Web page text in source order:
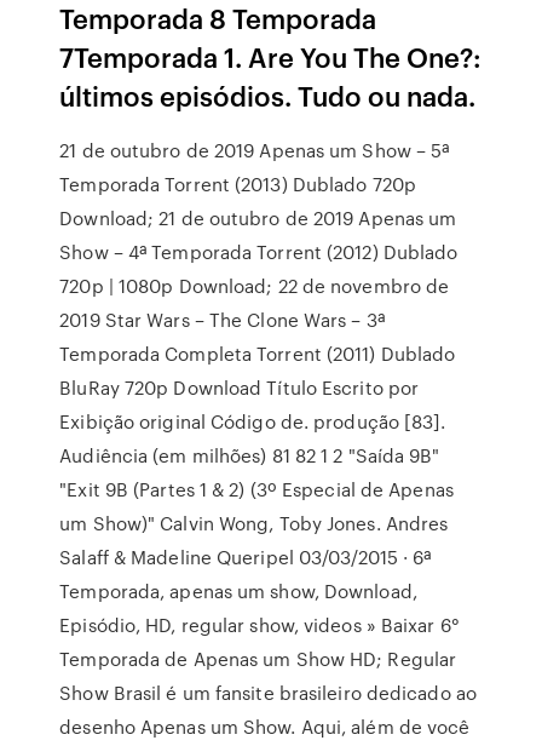
Temporada 8 Temporada
7Temporada 1. Are You The One?:
últimos episódios. Tudo ou nada.
21 de outubro de 2019 Apenas um Show – 5ª
Temporada Torrent (2013) Dublado 720p
Download; 21 de outubro de 2019 Apenas um
Show – 4ª Temporada Torrent (2012) Dublado
720p | 1080p Download; 22 de novembro de
2019 Star Wars – The Clone Wars – 3ª
Temporada Completa Torrent (2011) Dublado
BluRay 720p Download Título Escrito por
Exibição original Código de. produção [83].
Audiência (em milhões) 81 82 1 2 "Saída 9B"
"Exit 9B (Partes 1 & 2) (3º Especial de Apenas
um Show)" Calvin Wong, Toby Jones. Andres
Salaff & Madeline Queripel 03/03/2015 · 6ª
Temporada, apenas um show, Download,
Episódio, HD, regular show, videos » Baixar 6°
Temporada de Apenas um Show HD; Regular
Show Brasil é um fansite brasileiro dedicado ao
desenho Apenas um Show. Aqui, além de você